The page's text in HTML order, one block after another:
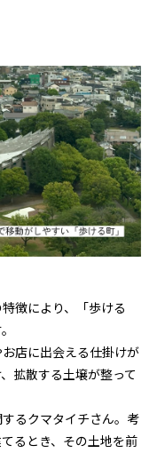
徴により、「歩ける
店に出会える仕掛けが
拡散する土壌が整って
るクマタイチさん。考
るとき、その土地を前